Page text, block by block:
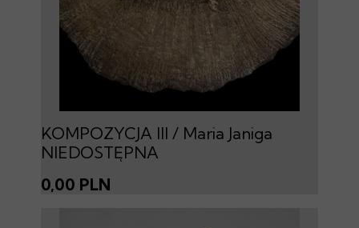
KOMPOZYCJA III / Maria Janiga
NIEDOSTĘPNA
0,00 PLN